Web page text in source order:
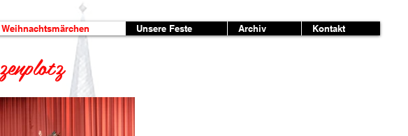
Weihnachtsmärchen Unsere Feste Archiv Kontakt